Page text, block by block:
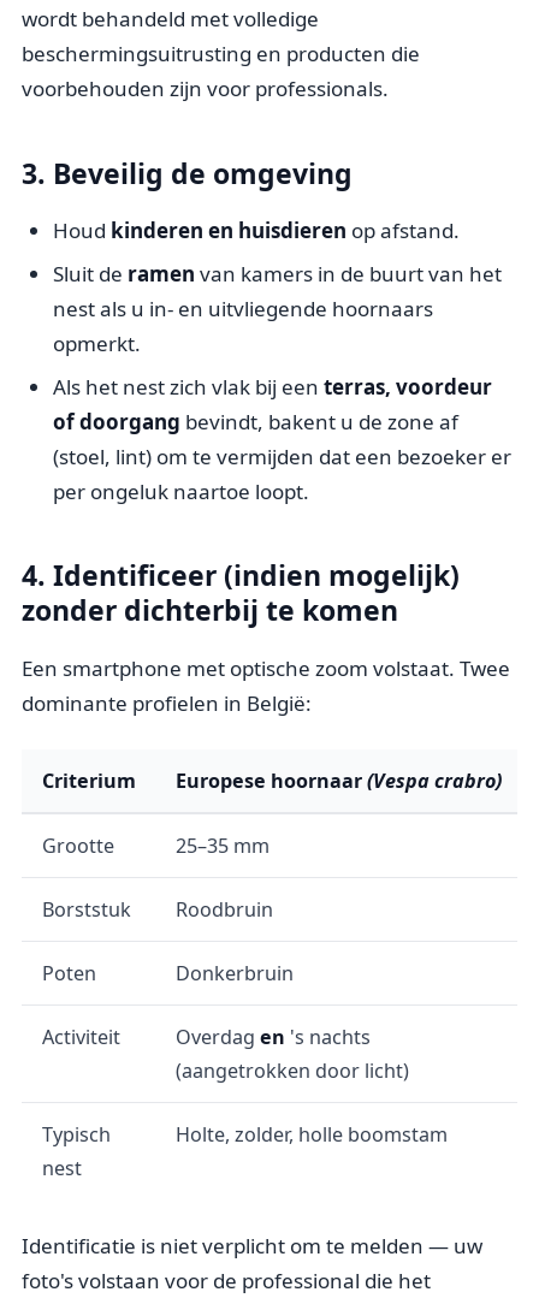
wordt behandeld met volledige
beschermingsuitrusting en producten die
voorbehouden zijn voor professionals.
3. Beveilig de omgeving
Houd kinderen en huisdieren op afstand.
Sluit de ramen van kamers in de buurt van het
nest als u in- en uitvliegende hoornaars
opmerkt.
Als het nest zich vlak bij een terras, voordeur
of doorgang bevindt, bakent u de zone af
(stoel, lint) om te vermijden dat een bezoeker er
per ongeluk naartoe loopt.
4. Identificeer (indien mogelijk)
zonder dichterbij te komen
Een smartphone met optische zoom volstaat. Twee
dominante profielen in België:
Criterium Europese hoornaar(Vespa crabro)
Grootte 25–35 mm
Borststuk Roodbruin
Poten Donkerbruin
Activiteit Overdag en 's nachts
(aangetrokken door licht)
Typisch
nest
Holte, zolder, holle boomstam
Identificatie is niet verplicht om te melden — uw
foto's volstaan voor de professional die het